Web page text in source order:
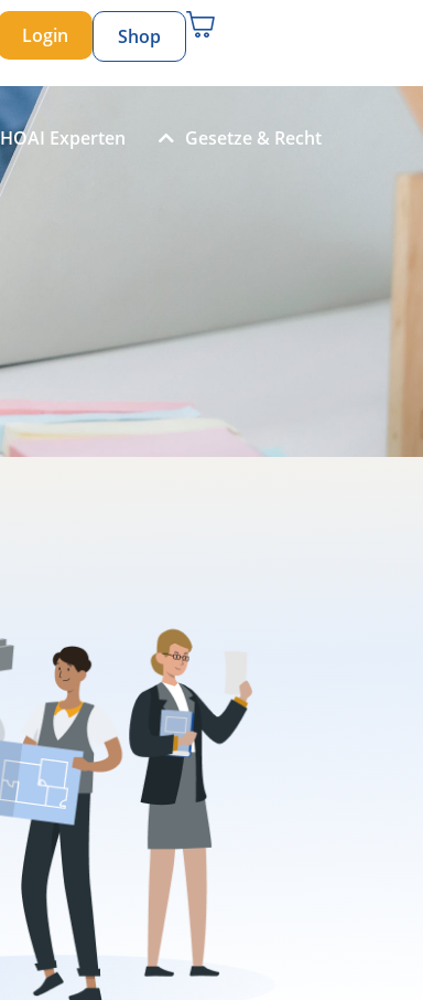
Login Shop
HOAI Experten Gesetze & Recht